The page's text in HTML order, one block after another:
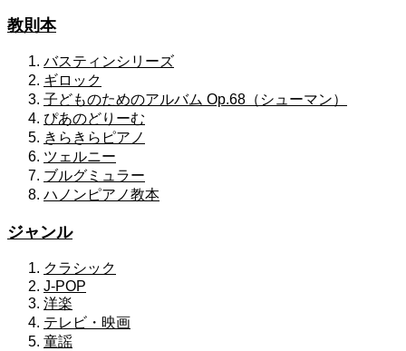
教則本
バスティンシリーズ
ギロック
子どものためのアルバム Op.68（シューマン）
ぴあのどりーむ
きらきらピアノ
ツェルニー
ブルグミュラー
ハノンピアノ教本
ジャンル
クラシック
J-POP
洋楽
テレビ・映画
童謡